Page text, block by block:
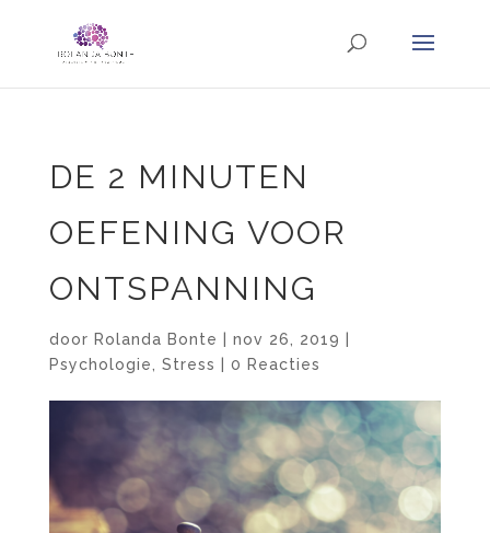
DE 2 MINUTEN
OEFENING VOOR
ONTSPANNING
door Rolanda Bonte nov 26, 2019
Psychologie
Stress 0 Reacties